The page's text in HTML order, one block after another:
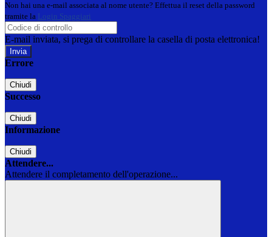
Non hai una e-mail associata al nome utente? Effettua il reset della password
tramite la Login Spaggiari
E-mail inviata, si prega di controllare la casella di posta elettronica!
Errore
Chiudi
Successo
Chiudi
Informazione
Chiudi
Attendere...
Attendere il completamento dell'operazione...